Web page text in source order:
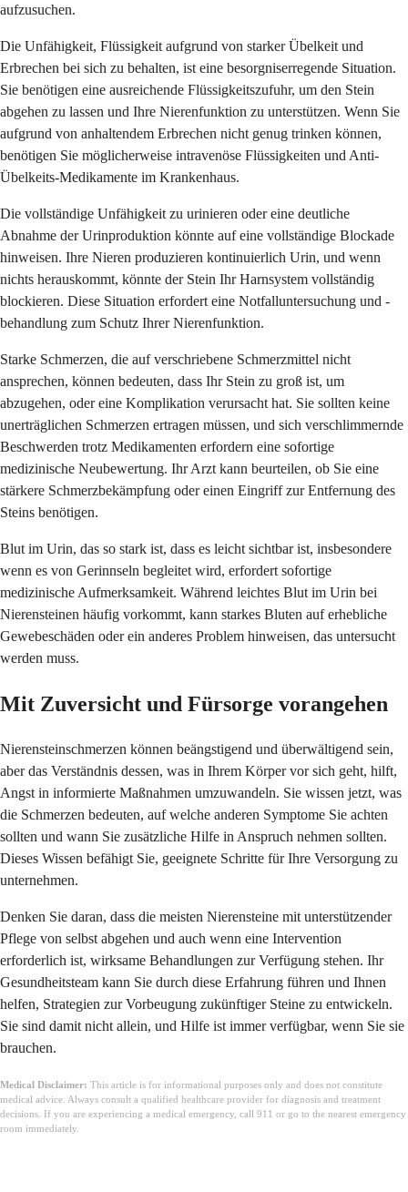
aufzusuchen.
Die Unfähigkeit, Flüssigkeit aufgrund von starker Übelkeit und
Erbrechen bei sich zu behalten, ist eine besorgniserregende Situation.
Sie benötigen eine ausreichende Flüssigkeitszufuhr, um den Stein
abgehen zu lassen und Ihre Nierenfunktion zu unterstützen. Wenn Sie
aufgrund von anhaltendem Erbrechen nicht genug trinken können,
benötigen Sie möglicherweise intravenöse Flüssigkeiten und Anti-
Übelkeits-Medikamente im Krankenhaus.
Die vollständige Unfähigkeit zu urinieren oder eine deutliche
Abnahme der Urinproduktion könnte auf eine vollständige Blockade
hinweisen. Ihre Nieren produzieren kontinuierlich Urin, und wenn
nichts herauskommt, könnte der Stein Ihr Harnsystem vollständig
blockieren. Diese Situation erfordert eine Notfalluntersuchung und -
behandlung zum Schutz Ihrer Nierenfunktion.
Starke Schmerzen, die auf verschriebene Schmerzmittel nicht
ansprechen, können bedeuten, dass Ihr Stein zu groß ist, um
abzugehen, oder eine Komplikation verursacht hat. Sie sollten keine
unerträglichen Schmerzen ertragen müssen, und sich verschlimmernde
Beschwerden trotz Medikamenten erfordern eine sofortige
medizinische Neubewertung. Ihr Arzt kann beurteilen, ob Sie eine
stärkere Schmerzbekämpfung oder einen Eingriff zur Entfernung des
Steins benötigen.
Blut im Urin, das so stark ist, dass es leicht sichtbar ist, insbesondere
wenn es von Gerinnseln begleitet wird, erfordert sofortige
medizinische Aufmerksamkeit. Während leichtes Blut im Urin bei
Nierensteinen häufig vorkommt, kann starkes Bluten auf erhebliche
Gewebeschäden oder ein anderes Problem hinweisen, das untersucht
werden muss.
Mit Zuversicht und Fürsorge vorangehen
Nierensteinschmerzen können beängstigend und überwältigend sein,
aber das Verständnis dessen, was in Ihrem Körper vor sich geht, hilft,
Angst in informierte Maßnahmen umzuwandeln. Sie wissen jetzt, was
die Schmerzen bedeuten, auf welche anderen Symptome Sie achten
sollten und wann Sie zusätzliche Hilfe in Anspruch nehmen sollten.
Dieses Wissen befähigt Sie, geeignete Schritte für Ihre Versorgung zu
unternehmen.
Denken Sie daran, dass die meisten Nierensteine mit unterstützender
Pflege von selbst abgehen und auch wenn eine Intervention
erforderlich ist, wirksame Behandlungen zur Verfügung stehen. Ihr
Gesundheitsteam kann Sie durch diese Erfahrung führen und Ihnen
helfen, Strategien zur Vorbeugung zukünftiger Steine zu entwickeln.
Sie sind damit nicht allein, und Hilfe ist immer verfügbar, wenn Sie sie
brauchen.
Medical Disclaimer: This article is for informational purposes only and does not constitute
medical advice. Always consult a qualified healthcare provider for diagnosis and treatment
decisions. If you are experiencing a medical emergency, call 911 or go to the nearest emergency
room immediately.